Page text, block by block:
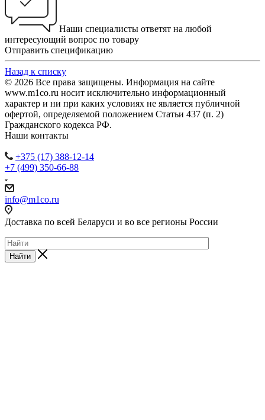
Наши специалисты ответят на любой
интересующий вопрос по товару
Отправить спецификацию
Назад к списку
© 2026 Все права защищены. Информация на сайте
www.m1co.ru носит исключительно информационный
характер и ни при каких условиях не является публичной
офертой, определяемой положением Статьи 437 (п. 2)
Гражданского кодекса РФ.
Наши контакты
+375 (17) 388-12-14
+7 (499) 350-66-88
info@m1co.ru
Доставка по всей Беларуси и во все регионы России
Найти